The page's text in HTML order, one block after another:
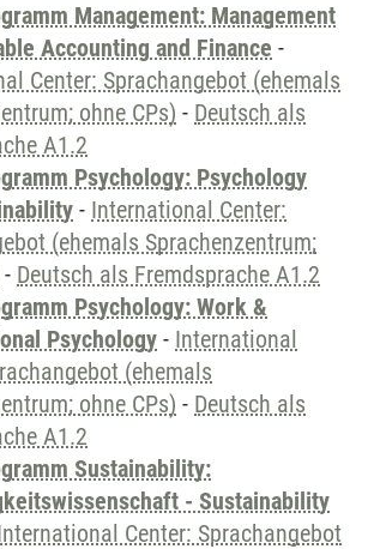
Management: Management
Accounting and Finance -
Center: Sprachangebot (ehemals
ohne CPs) - Deutsch als
A1.2
Psychology: Psychology
- International Center:
(ehemals Sprachenzentrum;
- Deutsch als Fremdsprache A1.2
Psychology: Work &
Psychology - International
(ehemals
ohne CPs) - Deutsch als
A1.2
Sustainability:
- Sustainability
Center: Sprachangebot